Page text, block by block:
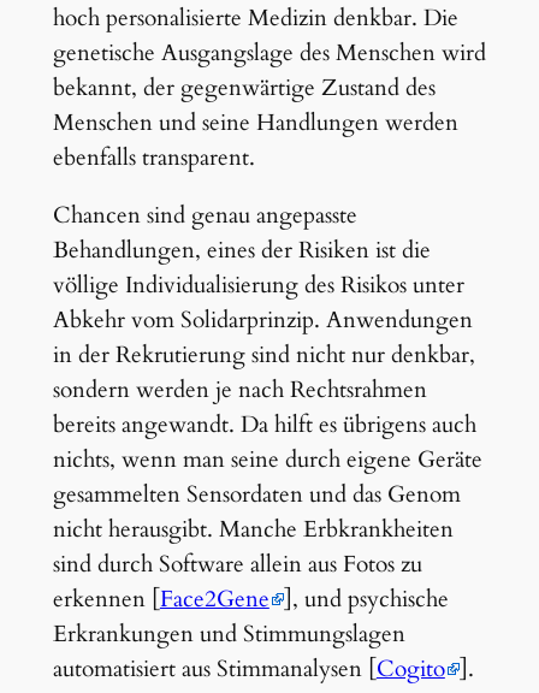
hoch personalisierte Medizin denkbar. Die
genetische Ausgangslage des Menschen wird
bekannt, der gegenwärtige Zustand des
Menschen und seine Handlungen werden
ebenfalls transparent.
Chancen sind genau angepasste
Behandlungen, eines der Risiken ist die
völlige Individualisierung des Risikos unter
Abkehr vom Solidarprinzip. Anwendungen
in der Rekrutierung sind nicht nur denkbar,
sondern werden je nach Rechtsrahmen
bereits angewandt. Da hilft es übrigens auch
nichts, wenn man seine durch eigene Geräte
gesammelten Sensordaten und das Genom
nicht herausgibt. Manche Erbkrankheiten
sind durch Software allein aus Fotos zu
erkennen [Face2Gene ], und psychische
Erkrankungen und Stimmungslagen
automatisiert aus Stimmanalysen [Cogito ].